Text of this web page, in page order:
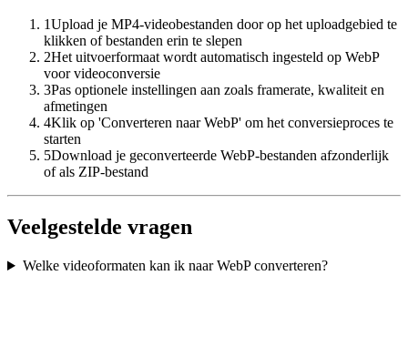
1Upload je MP4-videobestanden door op het uploadgebied te
klikken of bestanden erin te slepen
2Het uitvoerformaat wordt automatisch ingesteld op WebP
voor videoconversie
3Pas optionele instellingen aan zoals framerate, kwaliteit en
afmetingen
4Klik op 'Converteren naar WebP' om het conversieproces te
starten
5Download je geconverteerde WebP-bestanden afzonderlijk
of als ZIP-bestand
Veelgestelde vragen
Welke videoformaten kan ik naar WebP converteren?